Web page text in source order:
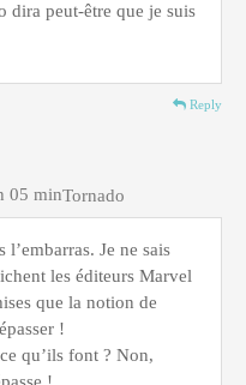
dira peut-être que je suis
Reply
Tornado
05 min
l’embarras. Je ne sais
les éditeurs Marvel
que la notion de
!
qu’ils font ? Non,